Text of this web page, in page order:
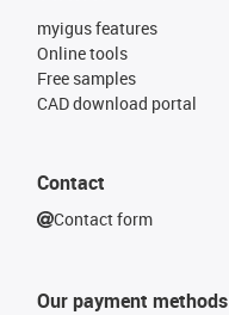
Our payment methods
myigus features
Online tools
Free samples
CAD download portal
Contact
Contact form